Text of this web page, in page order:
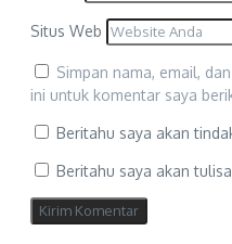
Situs Web
Simpan nama, email,
ini untuk komentar saya
Beritahu saya akan
Beritahu saya akan